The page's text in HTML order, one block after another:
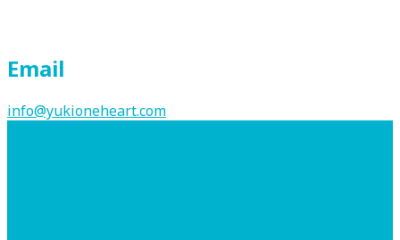
Email
info@yukioneheart.com